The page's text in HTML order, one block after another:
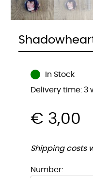
In Stock
Delivery time: 3
€ 3,00
Shipping costs
Number: